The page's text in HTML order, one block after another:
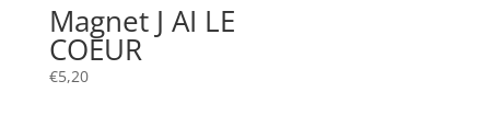
Magnet J AI LE
COEUR
€5,20